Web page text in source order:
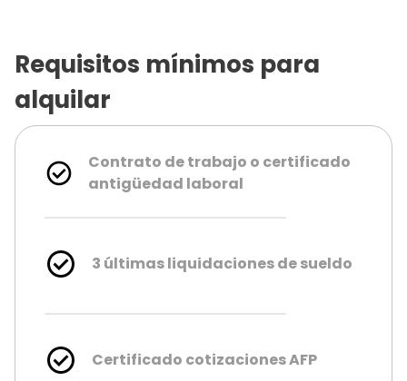
Requisitos mínimos para
alquilar
Contrato de trabajo o certificado
antigüedad laboral
3 últimas liquidaciones de sueldo
Certificado cotizaciones AFP